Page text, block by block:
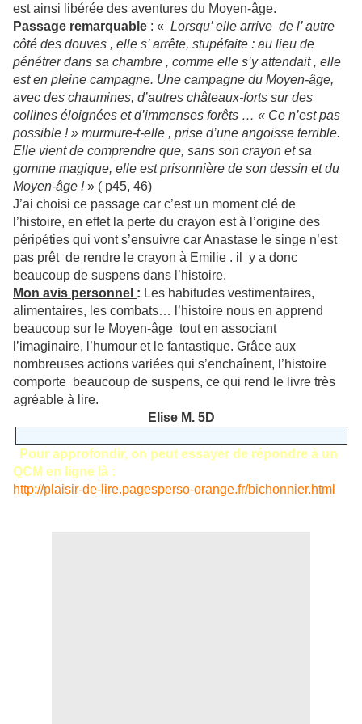
est ainsi libérée des aventures du Moyen-âge.
Passage remarquable : « Lorsqu’ elle arrive de l’ autre
côté des douves , elle s’ arrête, stupéfaite : au lieu de
pénétrer dans sa chambre , comme elle s’y attendait , elle
est en pleine campagne. Une campagne du Moyen-âge,
avec des chaumines, d’autres châteaux-forts sur des
collines éloignées et d’immenses forêts … « Ce n’est pas
possible ! » murmure-t-elle , prise d’une angoisse terrible.
Elle vient de comprendre que, sans son crayon et sa
gomme magique, elle est prisonnière de son dessin et du
Moyen-âge !» ( p45, 46)
J’ai choisi ce passage car c’est un moment clé de
l’histoire, en effet la perte du crayon est à l’origine des
péripéties qui vont s’ensuivre car Anastase le singe n’est
pas prêt de rendre le crayon à Emilie . il y a donc
beaucoup de suspens dans l’histoire.
Mon avis personnel : Les habitudes vestimentaires,
alimentaires, les combats… l’histoire nous en apprend
beaucoup sur le Moyen-âge tout en associant
l’imaginaire, l’humour et le fantastique. Grâce aux
nombreuses actions variées qui s’enchaînent, l’histoire
comporte beaucoup de suspens, ce qui rend le livre très
agréable à lire.
Elise M. 5D
Pour approfondir, on peut essayer de répondre à un
QCM en ligne là :
http://plaisir-de-lire.pagesperso-orange.fr/bichonnier.html